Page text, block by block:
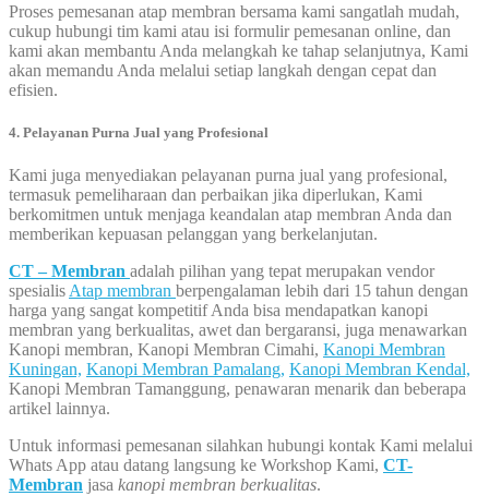
Proses pemesanan atap membran bersama kami sangatlah mudah,
cukup hubungi tim kami atau isi formulir pemesanan online, dan
kami akan membantu Anda melangkah ke tahap selanjutnya, Kami
akan memandu Anda melalui setiap langkah dengan cepat dan
efisien.
4. Pelayanan Purna Jual yang Profesional
Kami juga menyediakan pelayanan purna jual yang profesional,
termasuk pemeliharaan dan perbaikan jika diperlukan, Kami
berkomitmen untuk menjaga keandalan atap membran Anda dan
memberikan kepuasan pelanggan yang berkelanjutan.
CT – Membran adalah pilihan yang tepat merupakan vendor
spesialis Atap membran berpengalaman lebih dari 15 tahun dengan
harga yang sangat kompetitif Anda bisa mendapatkan kanopi
membran yang berkualitas, awet dan bergaransi, juga menawarkan
Kanopi membran, Kanopi Membran Cimahi, Kanopi Membran
Kuningan, Kanopi Membran Pamalang, Kanopi Membran Kendal,
Kanopi Membran Tamanggung, penawaran menarik dan beberapa
artikel lainnya.
Untuk informasi pemesanan silahkan hubungi kontak Kami melalui
Whats App atau datang langsung ke Workshop Kami, CT-
Membran jasa kanopi membran berkualitas.